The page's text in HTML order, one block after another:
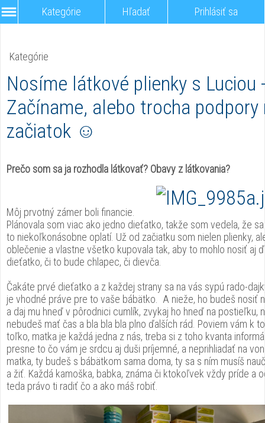
Kategórie Hľadať Prihlásiť sa
Kategórie
Nosíme látkové plienky s Luciou
Začíname, alebo trocha podpory
začiatok ☺
Prečo som sa ja rozhodla látkovať? Obavy z látkovania?
Môj prvotný zámer boli financie.
Plánovala som viac ako jedno dieťatko, takže som vedela, že sa
to niekoľkonásobne oplatí. Už od začiatku som nielen plienky,
oblečenie a vlastne všetko kupovala tak, aby to mohlo nosiť aj
dieťatko, či to bude chlapec, či dievča.
Čakáte prvé dieťatko a z každej strany sa na vás sypú rado-
je vhodné práve pre to vaše bábätko. A nieže, ho budeš nosiť
a daj mu hneď v pôrodnici cumlík, zvykaj ho hneď na postieľku,
nebudeš mať čas a bla bla bla plno ďalších rád. Poviem vám k
toľko, matka je každá jedna z nás, treba si z toho kvanta
presne to čo vám je srdcu aj duši príjemné, a neprihliadať na
matka, ty budeš s bábätkom sama doma, ty sa s ním musíš
a žiť. Každá kamoška, babka, známa či ktokoľvek vždy príde a
teda právo ti radiť čo a ako máš robiť.